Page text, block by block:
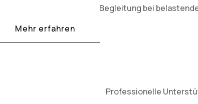
Begleitung bei
Mehr erfahren
Professionelle